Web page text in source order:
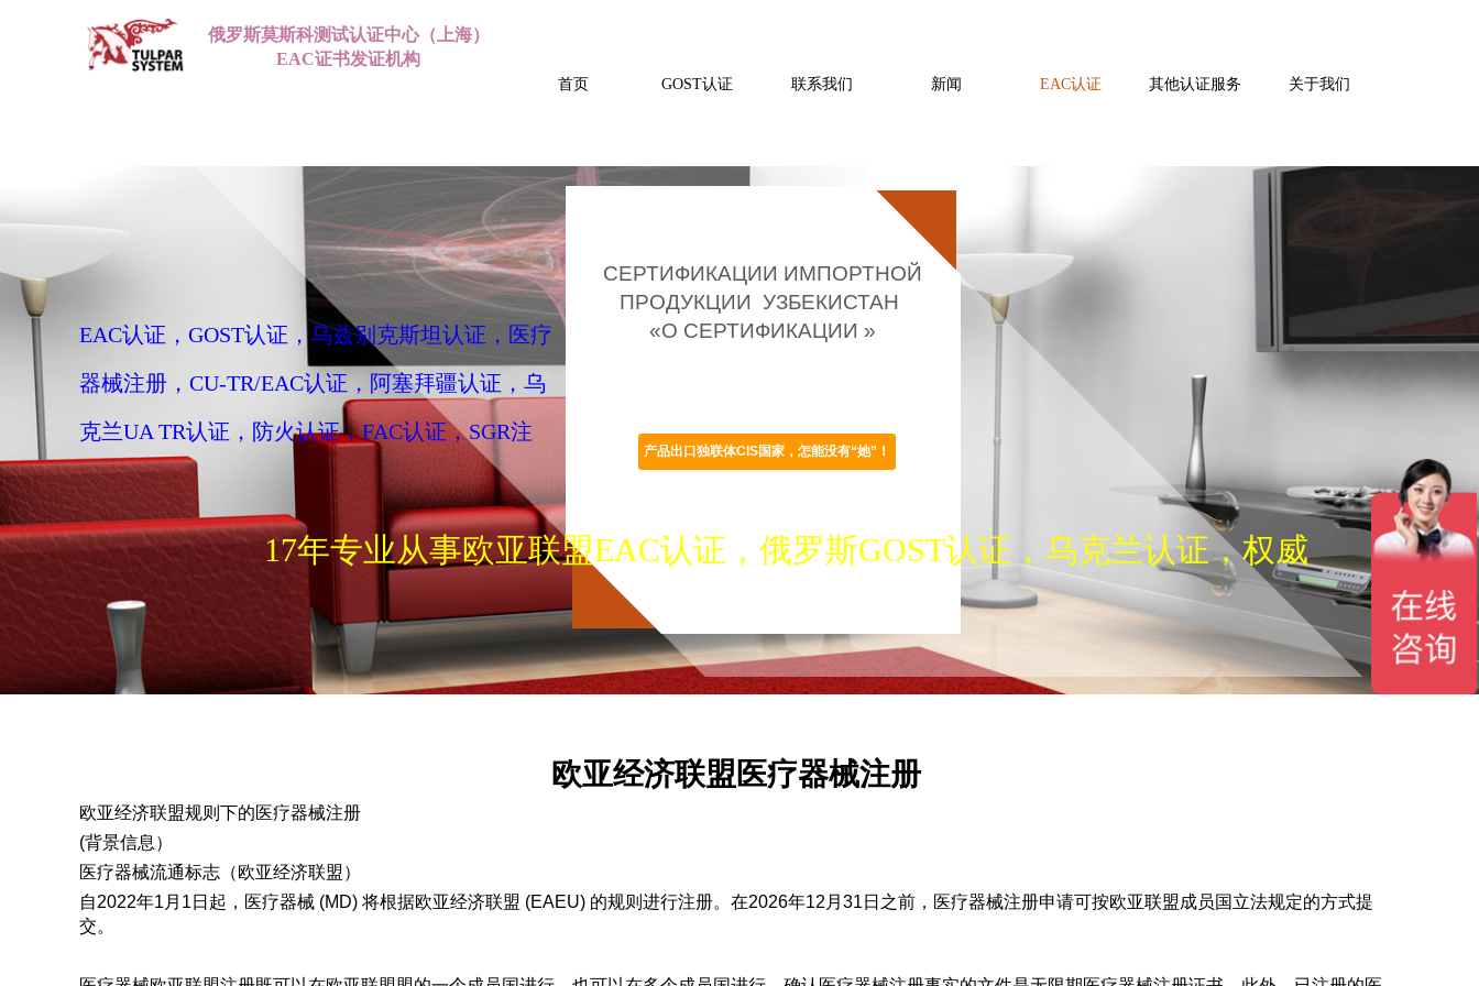
СЕРТИФИКАЦИИ ИМПОРТНОЙ
ПРОДУКЦИИ УЗБЕКИСТАН
«О СЕРТИФИКАЦИИ »
EAC认证，GOST认证，乌兹别克斯坦认证，医疗
器械注册，CU-TR/EAC认证，阿塞拜疆认证，乌
克兰UA TR认证，防火认证，FAC认证，SGR注
册
产品出口独联体CIS国家，怎能没有“她”！
17年专业从事欧亚联盟EAC认证，俄罗斯GOST认证，乌克兰认证，权威
欧亚经济联盟医疗器械注册
欧亚经济联盟规则下的医疗器械注册
(背景信息）
医疗器械流通标志（欧亚经济联盟）
自2022年1月1日起，医疗器械 (MD) 将根据欧亚经济联盟 (EAEU) 的规则进行注册。在2026年12月31日之前，医疗器械注册申请可按欧亚联盟成员国立法规定的方式提
交。
首页 GOST认证 联系我们 新闻 EAC认证 其他认证服务 关于我们
俄罗斯莫斯科测试认证中心（上海）
EAC证书发证机构